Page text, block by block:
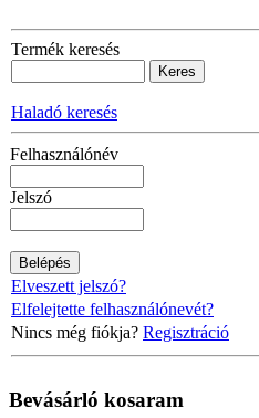
Termék keresés
Haladó keresés
Felhasználónév
Jelszó
Elveszett jelszó?
Elfelejtette felhasználónevét?
Nincs még fiókja? Regisztráció
Bevásárló kosaram